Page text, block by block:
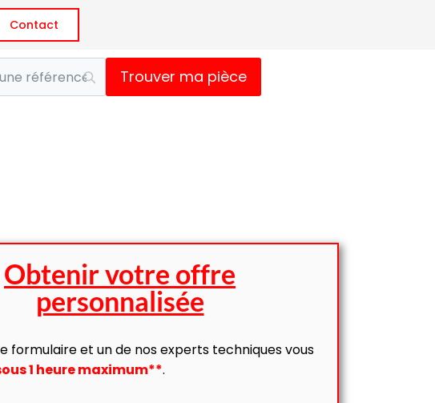
Contact
Trouver ma pièce
Obtenir votre offre
personnalisée
formulaire et un de nos experts techniques vous
1 heure maximum**.